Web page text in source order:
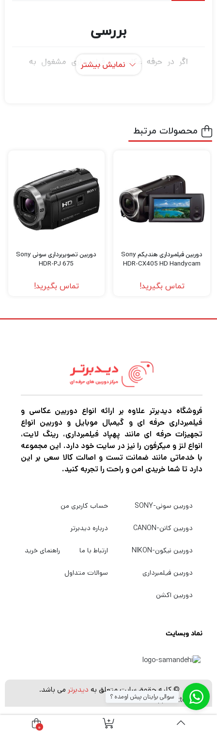
بررسی
اگر در حرفه عکاسی و فیلمبرداری مشغول به
باکیفیت و مجهز برای عکاسی و فیلمبرداری دارید.
اگر میخواهید بهترین دوربین عکاسی و
،گیمبال موبایل و هر نوع تجهیزات آتلیه را با
بهترین کیفیت و قیمت خریداری کنید بهدیدبرتر
سربزنید.
نمایش بیشتر
محصولات مرتبط
دوربین فیلمبرداری هندیکم Sony
HDR-CX405 HD Handycam
تماس بگیرید!
دوربین تصویربرداری سونی Sony
HDR-PJ 675
تماس بگیرید!
فروشگاه دیدبرتر علاوه بر ارائه انواع دوربین عکاسی و
فیلمبرداری حرفه ای و گیمبال موبایل و دوربین انواع
تجهیزات حرفه ای مانند پهپاد فیلمبرداری، رینگ لایت،
انواع لنز و میکرفون را نیز در سایت خود دارد. این مجموعه
با خدماتی مانند ضمانت تست و اصالت کالا سعی بر این
دارد تا شما خریدی امن و راحت را تجربه کنید.
دوربین سونی-SONY
دوربین کانن-CANON
دوربین نیکون-NIKON
دوربین فیلمبرداری
دوربین اکشن
حساب کاربری من
درباره دیدبرتر
ارتباط با ما راهنمای خرید
سوالات متداول
نماد وبسایت
© کلیه حقوق سایت متعلق به دیدبرتر می باشد.
[whatsapp_buttons] سوالی برایتان پیش اومده ؟
0